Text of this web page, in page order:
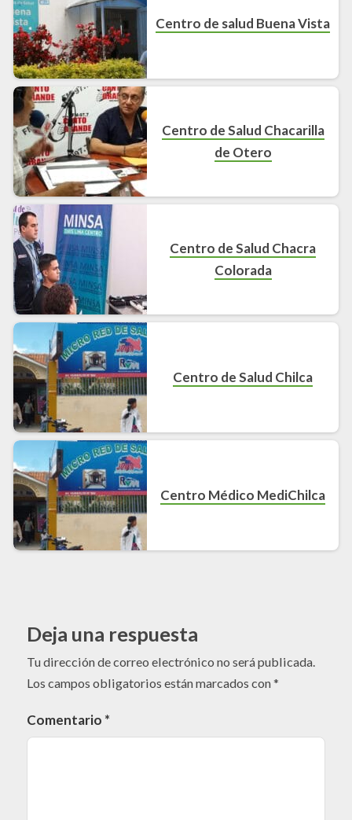
Centro de salud Buena Vista
Centro de Salud Chacarilla
de Otero
Centro de Salud Chacra
Colorada
Centro de Salud Chilca
Centro Médico MediChilca
Deja una respuesta
Tu dirección de correo electrónico no será publicada.
Los campos obligatorios están marcados con*
Comentario *